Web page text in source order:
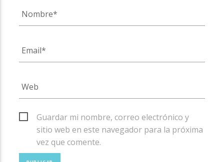
Guardar mi nombre, correo electrónico y
sitio web en este navegador para la próxima
vez que comente.